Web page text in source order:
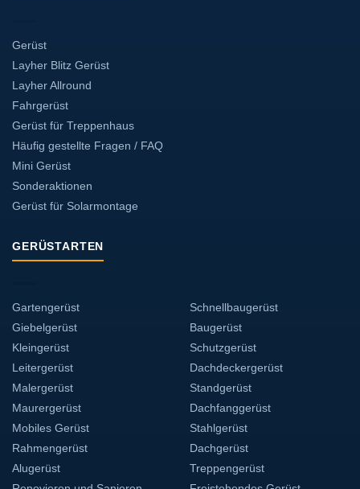
Gerüst
Layher Blitz Gerüst
Layher Allround
Fahrgerüst
Gerüst für Treppenhaus
Häufig gestellte Fragen / FAQ
Mini Gerüst
Sonderaktionen
Gerüst für Solarmontage
GERÜSTARTEN
Gartengerüst
Giebelgerüst
Kleingerüst
Leitergerüst
Malergerüst
Maurergerüst
Mobiles Gerüst
Rahmengerüst
Alugerüst
Schnellbaugerüst
Baugerüst
Schutzgerüst
Dachdeckergerüst
Standgerüst
Dachfanggerüst
Stahlgerüst
Dachgerüst
Treppengerüst